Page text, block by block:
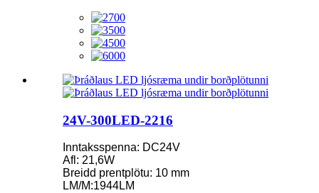
24V-300LED-2216
Inntaksspenna: DC24V
Afl: 21,6W
Breidd prentplötu: 10 mm
LM/M:1944LM